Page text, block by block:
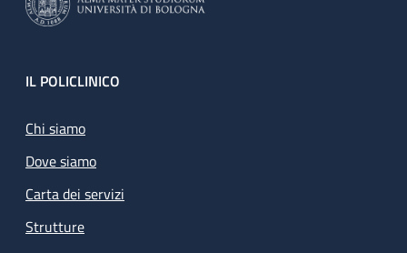
Footer
IL POLICLINICO
Chi siamo
Dove siamo
Carta dei servizi
Strutture